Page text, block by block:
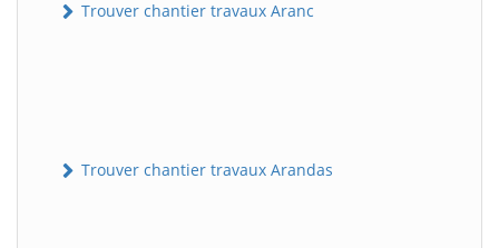
Trouver chantier travaux Aranc
Trouver chantier travaux Arandas